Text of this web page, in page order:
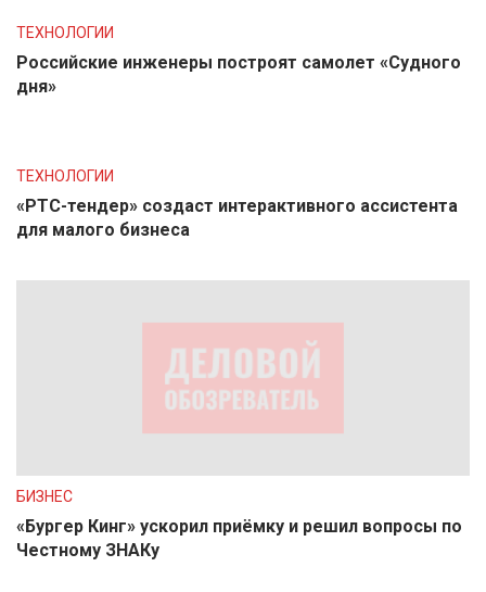
ТЕХНОЛОГИИ
Российские инженеры построят самолет «Судного
дня»
ТЕХНОЛОГИИ
«РТС-тендер» создаст интерактивного ассистента
для малого бизнеса
БИЗНЕС
«Бургер Кинг» ускорил приёмку и решил вопросы по
Честному ЗНАКу